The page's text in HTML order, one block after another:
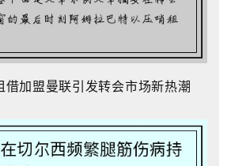
借加盟曼联引发转会市场新热潮